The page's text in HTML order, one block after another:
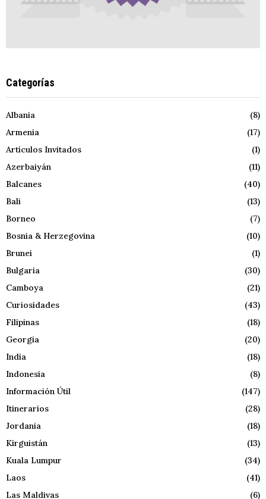
Categorías
Albania
(8)
Armenia
(17)
Artículos Invitados
(1)
Azerbaiyán
(11)
Balcanes
(40)
Bali
(13)
Borneo
(7)
Bosnia & Herzegovina
(10)
Brunei
(1)
Bulgaria
(30)
Camboya
(21)
Curiosidades
(43)
Filipinas
(18)
Georgia
(20)
India
(18)
Indonesia
(8)
Información Útil
(147)
Itinerarios
(28)
Jordania
(18)
Kirguistán
(13)
Kuala Lumpur
(34)
Laos
(41)
Las Maldivas
(6)